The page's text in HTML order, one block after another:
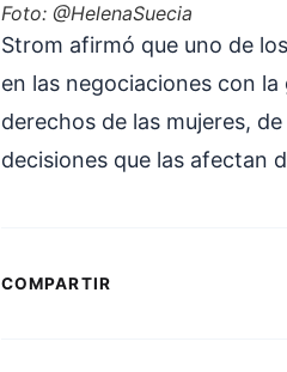
Foto: @HelenaSuecia
Strom afirmó que uno de
en las negociaciones con
derechos de las mujeres,
decisiones que las afectan
COMPARTIR